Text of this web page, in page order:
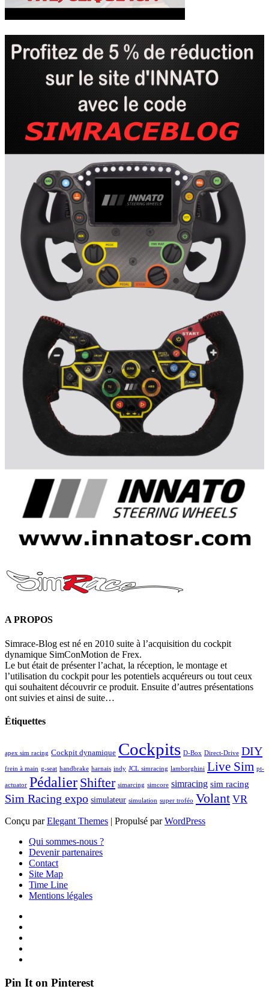
A PROPOS
Simrace-Blog est né en 2010 suite à l’acquisition du cockpit
dynamique SimConMotion de Frex.
Le but était de présenter l’achat, la réception, le montage et
l’utilisation du cockpit pour les potentiels acquéreurs ou tout ceux
qui souhaitent découvrir ce produit. Ensuite d’autres présentations
ont suivies et ainsi de suite…
Étiquettes
apex sim racing Cockpit dynamique Cockpits D-Box Direct-Drive DIY
frein à main g-seat handbrake harnais indy JCL simracing lamborghini Live Sim pt-
actuator Pédalier Shifter simarcing simcore simracing sim racing
Sim Racing expo simulateur simulation super troféo Volant VR
Conçu parElegant Themes | Propulsé parWordPress
Qui sommes-nous ?
Devenir partenaires
Contact
Site Map
Time Line
Mentions légales
Pin It on Pinterest